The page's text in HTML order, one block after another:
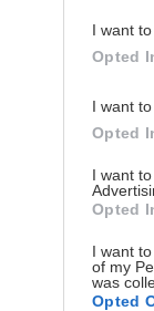
I want
Opted
I want
Opted
I want
Opted
I want
of my
was
Opted